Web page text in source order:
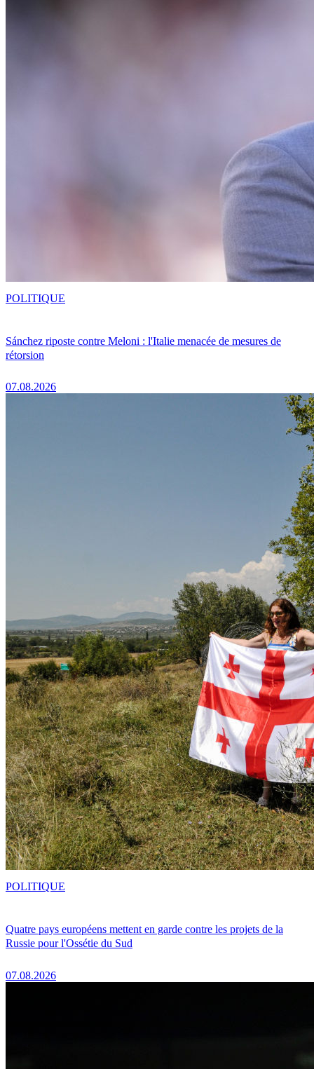
Sánchez riposte contre Meloni : l'Italie menacée de mesures de
rétorsion
07.08.2026
POLITIQUE
Quatre pays européens mettent en garde contre les projets de la
Russie pour l'Ossétie du Sud
07.08.2026
POLITIQUE